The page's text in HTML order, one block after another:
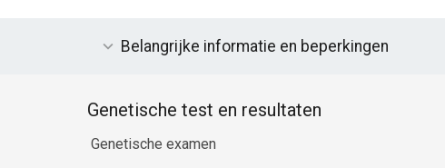
Belangrijke informatie en beperkingen
Genetische test en resultaten
Genetische examen